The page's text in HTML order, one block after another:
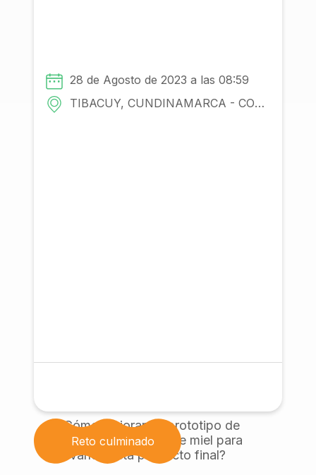
28 de Agosto de 2023 a las 08:59
TIBACUY, CUNDINAMARCA - COLOMBIA
¿Cómo mejorar un prototipo de
una centrifugadora de miel para
llevarlo hasta producto final?
Reto culminado